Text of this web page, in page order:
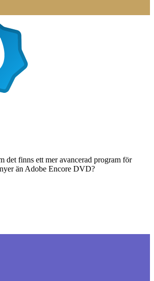
det finns ett mer avancerad program för
än Adobe Encore DVD?